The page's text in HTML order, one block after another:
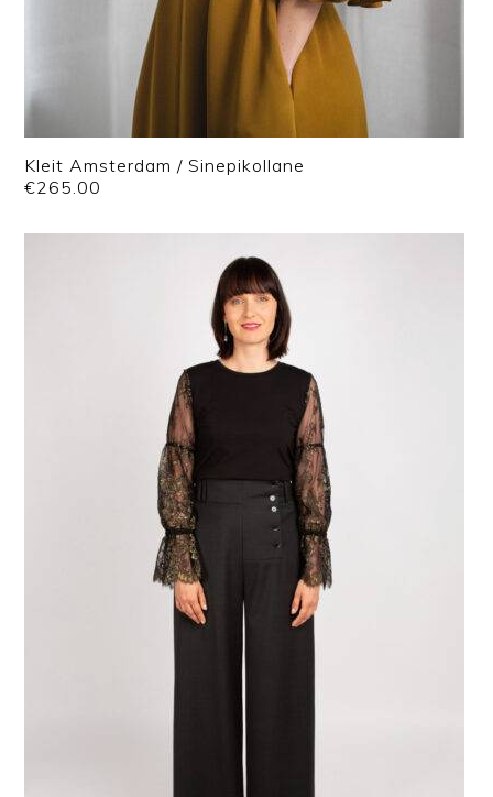
Kleit Amsterdam / Sinepikollane
€265.00